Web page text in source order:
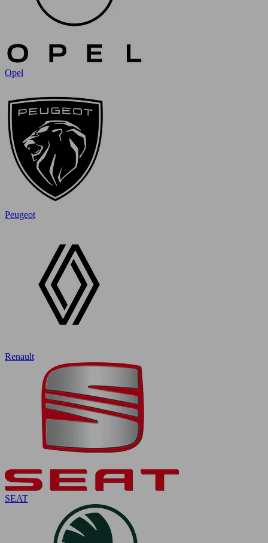
Opel
Peugeot
Renault
SEAT